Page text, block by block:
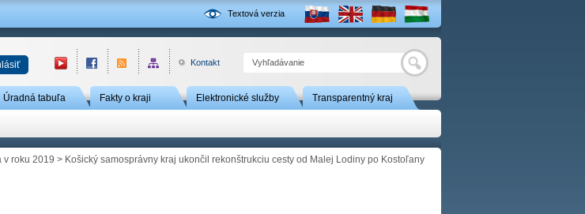
Textová verzia
Hľadať
Kontakt
Úradná tabuľa Fakty o kraji Elektronické služby Transparentný kraj
v roku 2019 > Košický samosprávny kraj ukončil rekonštrukciu cesty od Malej Lodiny po Kostoľany